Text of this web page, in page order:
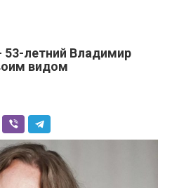
летний Владимир
видом